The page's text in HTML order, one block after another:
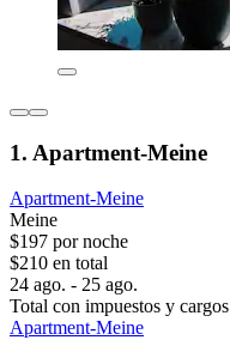
1. Apartment-Meine
Apartment-Meine
Meine
$197 por noche
$210 en total
24 ago. - 25 ago.
Total con impuestos y cargos
Apartment-Meine